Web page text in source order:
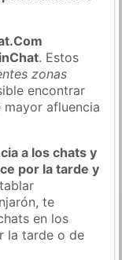
. Estos
zonas
encontrar
mayor afluencia
a los chats y
por la tarde y
te
en los
la tarde o de